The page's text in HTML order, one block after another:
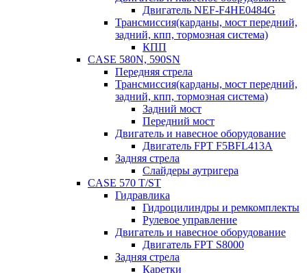
Двигатель NEF-F4HE0484G
Трансмиссия(карданы, мост передний,
задний, кпп, тормозная система)
КПП
CASE 580N, 590SN
Передняя стрела
Трансмиссия(карданы, мост передний,
задний, кпп, тормозная система)
Задний мост
Передний мост
Двигатель и навесное оборудование
Двигатель FPT F5BFL413A
Задняя стрела
Слайдеры аутригера
CASE 570 T/ST
Гидравлика
Гидроцилиндры и ремкомплекты
Рулевое управление
Двигатель и навесное оборудование
Двигатель FPT S8000
Задняя стрела
Каретки